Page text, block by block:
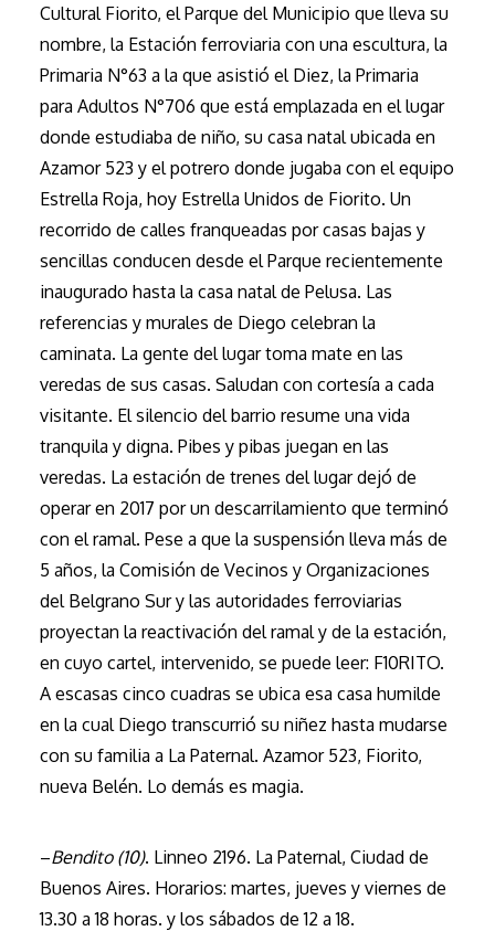
Cultural Fiorito, el Parque del Municipio que lleva su
nombre, la Estación ferroviaria con una escultura, la
Primaria N°63 a la que asistió el Diez, la Primaria
para Adultos N°706 que está emplazada en el lugar
donde estudiaba de niño, su casa natal ubicada en
Azamor 523 y el potrero donde jugaba con el equipo
Estrella Roja, hoy Estrella Unidos de Fiorito. Un
recorrido de calles franqueadas por casas bajas y
sencillas conducen desde el Parque recientemente
inaugurado hasta la casa natal de Pelusa. Las
referencias y murales de Diego celebran la
caminata. La gente del lugar toma mate en las
veredas de sus casas. Saludan con cortesía a cada
visitante. El silencio del barrio resume una vida
tranquila y digna. Pibes y pibas juegan en las
veredas. La estación de trenes del lugar dejó de
operar en 2017 por un descarrilamiento que terminó
con el ramal. Pese a que la suspensión lleva más de
5 años, la Comisión de Vecinos y Organizaciones
del Belgrano Sur y las autoridades ferroviarias
proyectan la reactivación del ramal y de la estación,
en cuyo cartel, intervenido, se puede leer: F10RITO.
A escasas cinco cuadras se ubica esa casa humilde
en la cual Diego transcurrió su niñez hasta mudarse
con su familia a La Paternal. Azamor 523, Fiorito,
nueva Belén. Lo demás es magia.
–Bendito (10). Linneo 2196. La Paternal, Ciudad de
Buenos Aires. Horarios: martes, jueves y viernes de
13.30 a 18 horas. y los sábados de 12 a 18.